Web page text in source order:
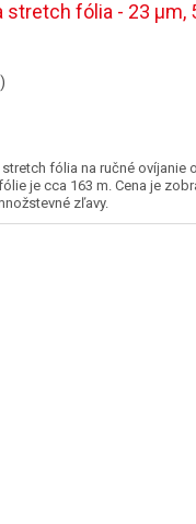
stretch fólia - 23 µm,
fólia na ručné ovíjanie
je cca 163 m. Cena je
zľavy.